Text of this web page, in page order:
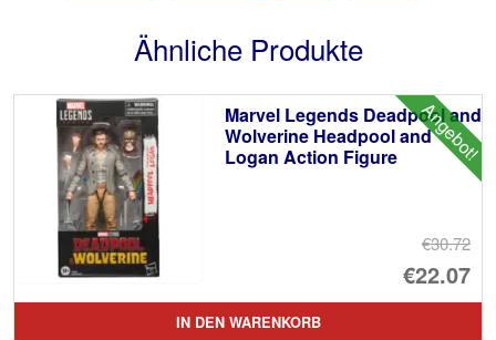
Ähnliche Produkte
Angebot!
Marvel Legends Deadpool and
Wolverine Headpool and
Logan Action Figure
€30.72
€22.07
IN DEN WARENKORB